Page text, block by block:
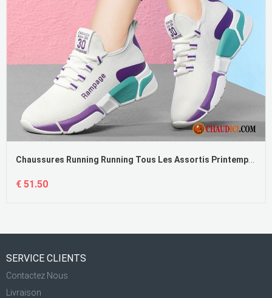
Chaussures Running Running Tous Les Assortis Printemps Décontractée Femme Dame En Ligne
€ 51.50
SERVICE CLIENTS
Contactez Nous
Livraison